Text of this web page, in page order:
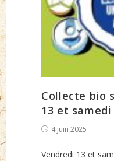
Collecte bio
13 et
Post4 juin 2025
Vendredi 13 et